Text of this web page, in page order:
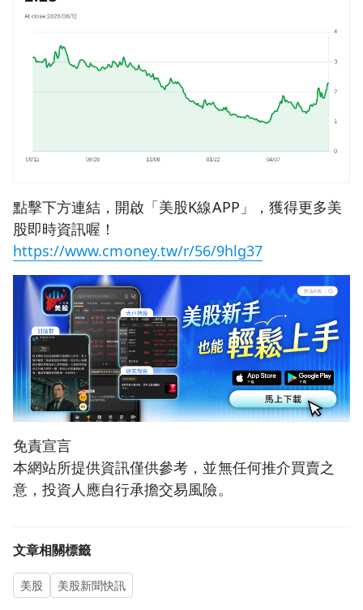
點擊下方連結，開啟「美股K線APP」，獲得更多美
股即時資訊喔！
https://www.cmoney.tw/r/56/9hlg37
免責宣言
本網站所提供資訊僅供參考，並無任何推介買賣之
意，投資人應自行承擔交易風險。
文章相關標籤
美股 美股新聞快訊